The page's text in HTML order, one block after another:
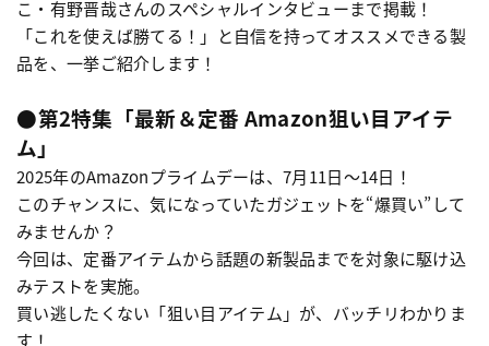
こ・有野晋哉さんのスペシャルインタビューまで掲載！
「これを使えば勝てる！」と自信を持ってオススメできる製
品を、一挙ご紹介します！
●第2特集「最新＆定番 Amazon狙い目アイテ
ム」
2025年のAmazonプライムデーは、7月11日〜14日！
このチャンスに、気になっていたガジェットを“爆買い”して
みませんか？
今回は、定番アイテムから話題の新製品までを対象に駆け込
みテストを実施。
買い逃したくない「狙い目アイテム」が、バッチリわかりま
す！